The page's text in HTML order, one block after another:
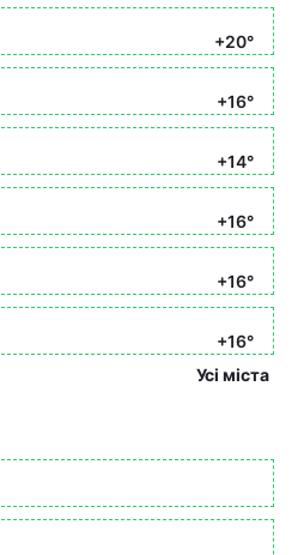
+20°
+16°
+14°
+16°
+16°
+16°
Усі міста